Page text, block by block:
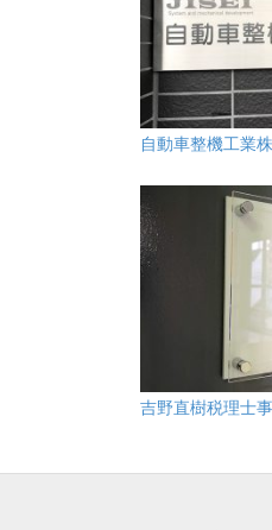
自動車整機工業
吉野直樹税理士